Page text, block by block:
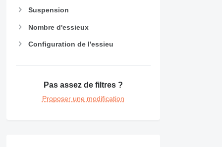
Suspension
Nombre d'essieux
Configuration de l'essieu
Pas assez de filtres ?
Proposer une modification